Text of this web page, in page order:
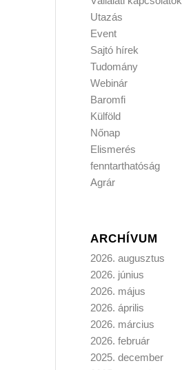
Utazás
Event
Sajtó hírek
Tudomány
Webinár
Baromfi
Külföld
Nőnap
Elismerés
fenntarthatóság
Agrár
ARCHÍVUM
2026. augusztus
2026. június
2026. május
2026. április
2026. március
2026. február
2025. december